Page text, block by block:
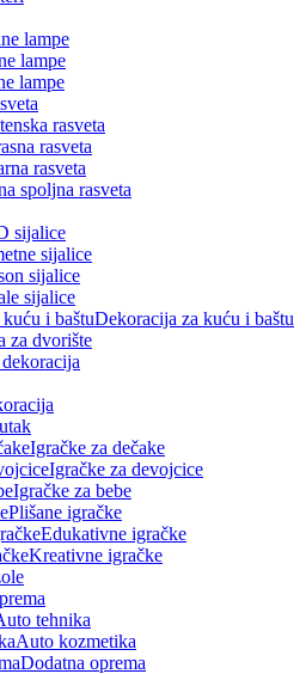
lampe
lampe
lampe
rasveta
rasveta
rasveta
spoljna rasveta
sijalice
sijalice
sijalice
sijalice
Dekoracija za kuću i baštu
za dvorište
Igračke za dečake
Igračke za devojcice
Igračke za bebe
Plišane igračke
Edukativne igračke
Kreativne igračke
tehnika
Auto kozmetika
Dodatna oprema